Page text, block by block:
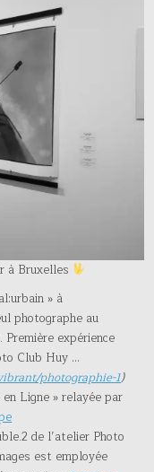
à Bruxelles
» à
photographe au
expérience
Club Huy …
photographie-1)
Ligne » relayée par
de l’atelier Photo
est employée